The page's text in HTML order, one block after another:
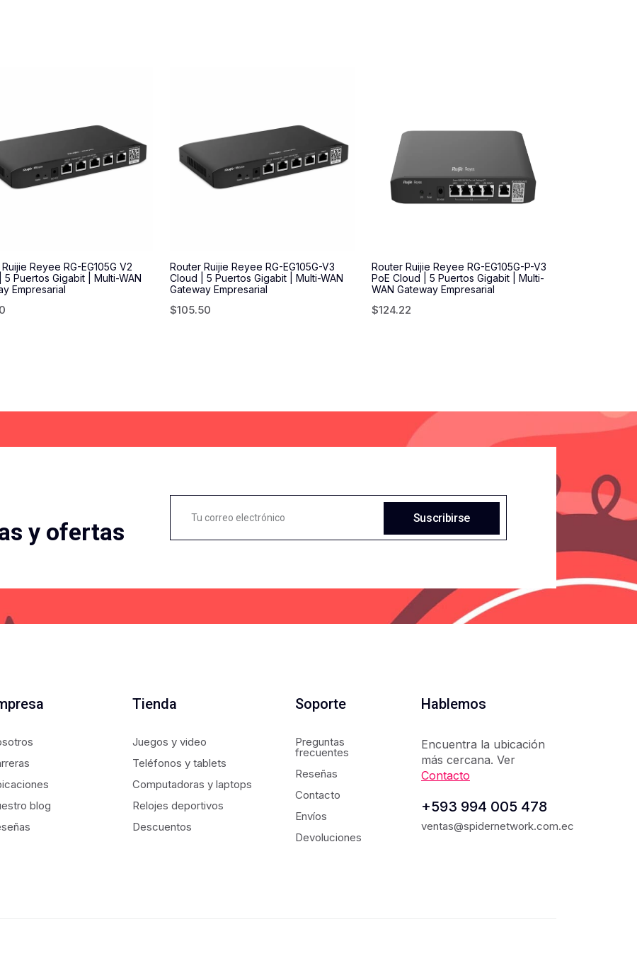
Reyee RG-EG105G V2
5 Puertos Gigabit | Multi-WAN
Empresarial
Router Ruijie Reyee RG-EG105G-V3
Cloud | 5 Puertos Gigabit | Multi-WAN
Gateway Empresarial
$105.50
Router Ruijie Reyee RG-EG105G-P-V3
PoE Cloud | 5 Puertos Gigabit | Multi-
WAN Gateway Empresarial
$124.22
y ofertas
Suscribirse
blog
Tienda
Juegos y video
Teléfonos y tablets
Computadoras y laptops
Relojes deportivos
Descuentos
Soporte
Preguntas
frecuentes
Reseñas
Contacto
Envíos
Devoluciones
Hablemos
Encuentra la ubicación
más cercana. Ver
Contacto
+593 994 005 478
ventas@spidernetwork.com.ec